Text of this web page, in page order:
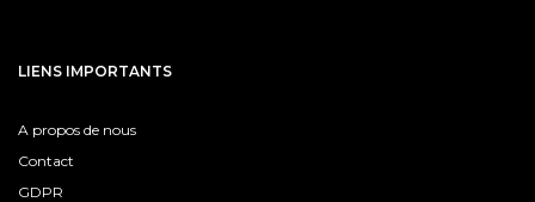
LIENS IMPORTANTS
A propos de nous
Contact
GDPR